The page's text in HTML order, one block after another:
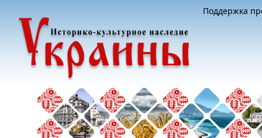
Поддержка